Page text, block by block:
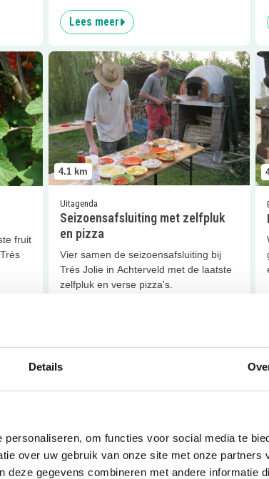
Details
om functies voor social media te
over uw gebruik van onze site met onze partners
gegevens combineren met andere informatie
Lees meer
fruit
4.1 km
Uitagenda
Seizoensafsluiting met zelfpluk
en pizza
Vier samen de seizoensafsluiting bij
Trés Jolie in Achterveld met de laatste
zelfpluk en verse pizza's.
Lees meer Seizoensafsluiting met zelfpluk
4.7 km
Lees meer Boksschool Team Keller
Sluiten